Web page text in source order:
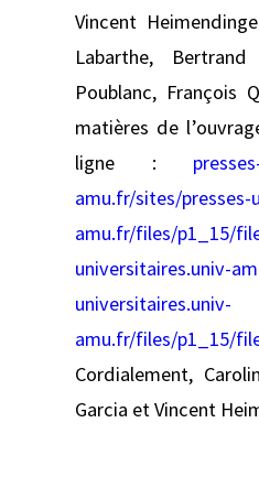
Vincent
Labarthe,
Poublanc, François
matières de
ligne :
amu.fr/sites/presses-
amu.fr/files/p1_15/
universitaires.univ-
universitaires.univ-
amu.fr/files/p1_15/
Cordialement,
Garcia et Vincent